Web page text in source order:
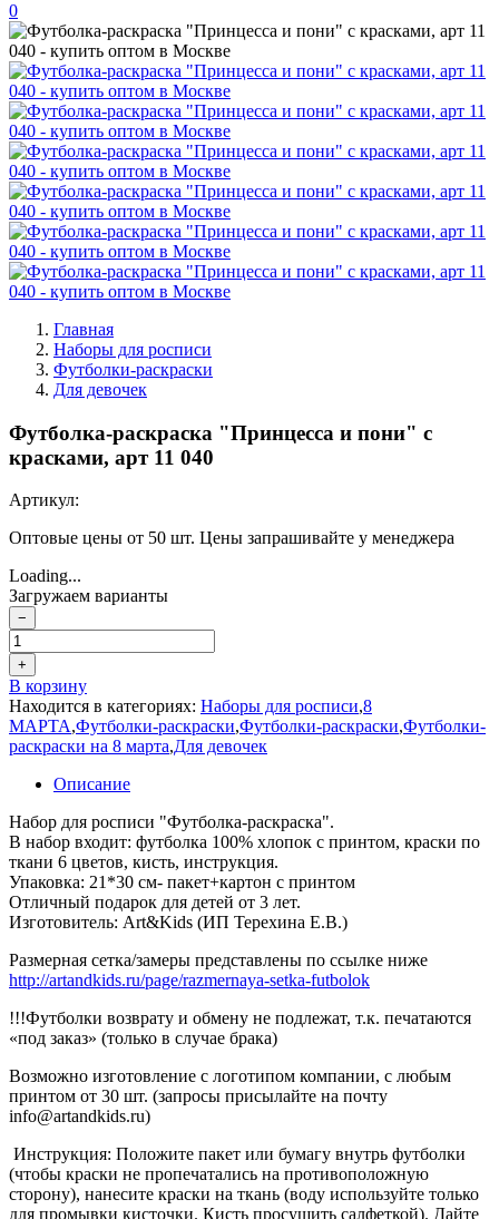
0
Главная
Наборы для росписи
Футболки-раскраски
Для девочек
Футболка-раскраска "Принцесса и пони" с
красками, арт 11 040
Артикул:
Оптовые цены от 50 шт. Цены запрашивайте у менеджера
Loading...
Загружаем варианты
−
+
В корзину
Находится в категориях: Наборы для росписи,8
МАРТА,Футболки-раскраски,Футболки-раскраски,Футболки-
раскраски на 8 марта,Для девочек
Описание
Набор для росписи "Футболка-раскраска".
В набор входит: футболка 100% хлопок с принтом, краски по
ткани 6 цветов, кисть, инструкция.
Упаковка: 21*30 см- пакет+картон с принтом
Отличный подарок для детей от 3 лет.
Изготовитель: Art&Kids (ИП Терехина Е.В.)
Размерная сетка/замеры представлены по ссылке ниже
http://artandkids.ru/page/razmernaya-setka-futbolok
!!!Футболки возврату и обмену не подлежат, т.к. печатаются
«под заказ» (только в случае брака)
Возможно изготовление с логотипом компании, с любым
принтом от 30 шт. (запросы присылайте на почту
info@artandkids.ru)
Инструкция: Положите пакет или бумагу внутрь футболки
(чтобы краски не пропечатались на противоположную
сторону), нанесите краски на ткань (воду используйте только
для промывки кисточки. Кисть просушить салфеткой). Дайте